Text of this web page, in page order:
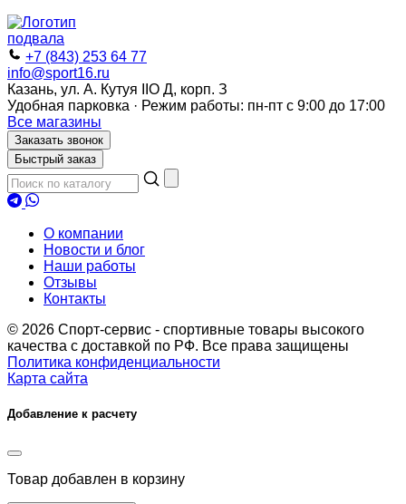
+7 (843) 253 64 77
info@sport16.ru
Казань, ул. А. Кутуя IIO Д, корп. З
Удобная парковка · Режим работы: пн-пт с 9:00 до 17:00
Все магазины
Заказать звонок
Быстрый заказ
О компании
Новости и блог
Наши работы
Отзывы
Контакты
© 2026 Спорт-сервис - спортивные товары высокого
качества с доставкой по РФ. Все права защищены
Политика конфиденциальности
Карта сайта
Добавление к расчету
Товар добавлен в корзину